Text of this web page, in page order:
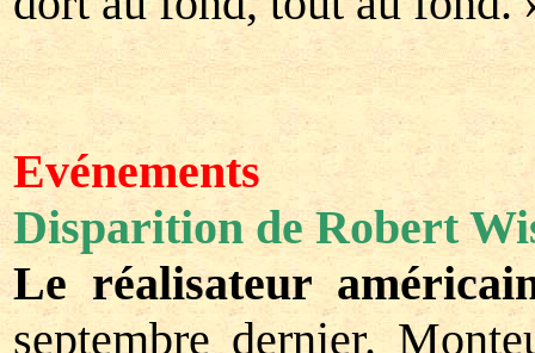
Evénements
Disparition de Robert
Le réalisateur
septembre dernier.